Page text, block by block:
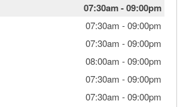
07:30am-09:00pm
07:30am -09:00pm
07:30am -09:00pm
08:00am -09:00pm
07:30am -09:00pm
07:30am -09:00pm